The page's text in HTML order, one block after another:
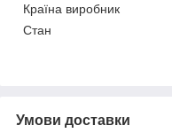
Країна виробник
Стан
Умови доставки